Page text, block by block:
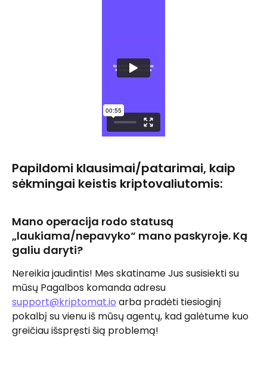
Papildomi klausimai/patarimai, kaip
sėkmingai keistis kriptovaliutomis:
Mano operacija rodo statusą
„laukiama/nepavyko“ mano paskyroje. Ką
galiu daryti?
Nereikia jaudintis! Mes skatiname Jus susisiekti su
mūsų Pagalbos komanda adresu
support@kriptomat.io arba pradėti tiesioginį
pokalbį su vienu iš mūsų agentų, kad galėtume kuo
greičiau išspręsti šią problemą!